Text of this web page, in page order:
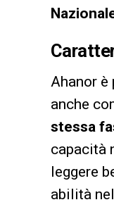
Ahanor è
anche
stessa
capacità
leggere
abilità nel